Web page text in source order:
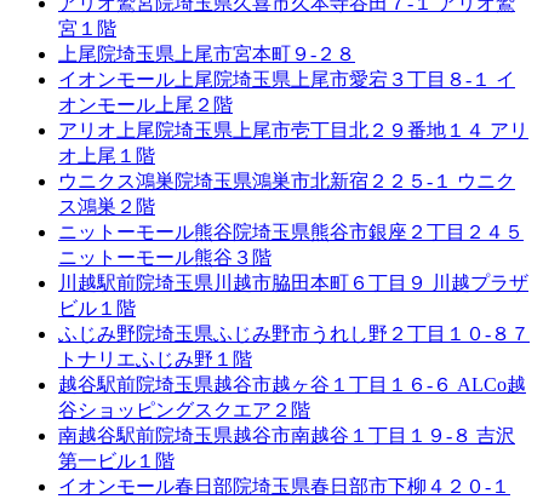
宮１階
上尾院埼玉県上尾市宮本町９-２８
イオンモール上尾院埼玉県上尾市愛宕３丁目８-１ イ
オンモール上尾２階
アリオ上尾院埼玉県上尾市壱丁目北２９番地１４ アリ
オ上尾１階
ウニクス鴻巣院埼玉県鴻巣市北新宿２２５-１ ウニク
ス鴻巣２階
ニットーモール熊谷院埼玉県熊谷市銀座２丁目２４５
ニットーモール熊谷３階
川越駅前院埼玉県川越市脇田本町６丁目９ 川越プラザ
ビル１階
ふじみ野院埼玉県ふじみ野市うれし野２丁目１０-８７
トナリエふじみ野１階
越谷駅前院埼玉県越谷市越ヶ谷１丁目１６-６ ALCo越
谷ショッピングスクエア２階
南越谷駅前院埼玉県越谷市南越谷１丁目１９-８ 吉沢
第一ビル１階
イオンモール春日部院埼玉県春日部市下柳４２０-１